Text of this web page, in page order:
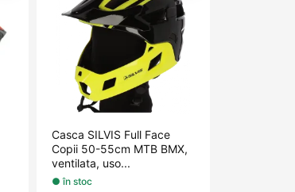
Casca SILVIS Full Face
Copii 50-55cm MTB BMX,
ventilata, uso...
● în stoc